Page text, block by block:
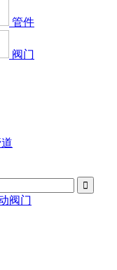
管件
阀门

阀门